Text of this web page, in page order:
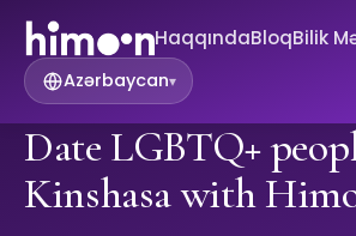
HaqqındaBloqBilik
Azərbaycan▾
Date LGBTQ+
Kinshasa with